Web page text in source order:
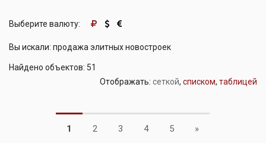
Выберите валюту:
Вы искали: продажа элитных новостроек
Найдено объектов: 51
Отображать: сеткой, списком, таблицей
1 2 3 4 5 »Next